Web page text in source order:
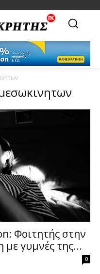
Φοιτητής στην
με γυμνές της...
0